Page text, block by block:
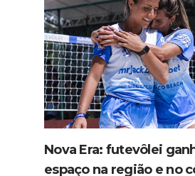
Nova Era: futevôlei
espaço na região e no